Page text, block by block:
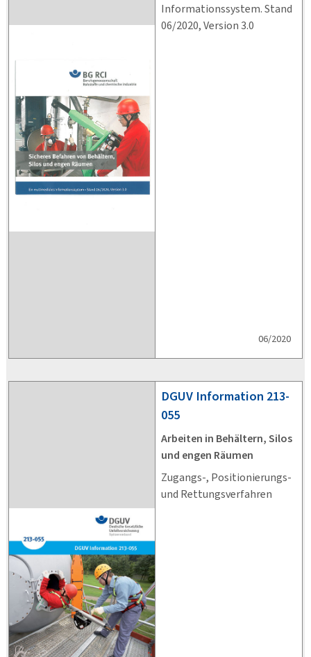
Informationssystem. Stand
06/2020, Version 3.0
06/2020
DGUV Information 213-
055
Arbeiten in Behältern, Silos
und engen Räumen
Zugangs-, Positionierungs-
und Rettungsverfahren